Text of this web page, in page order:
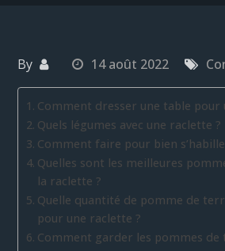
By 14 août 2022
Comment dresser une table pour
Quels légumes avec une raclette ?
Comment faire pour bien
Quelles sont les meilleures
la raclette ?
Quelle quantité de pomme de
pour une raclette ?
Comment garder les pommes de